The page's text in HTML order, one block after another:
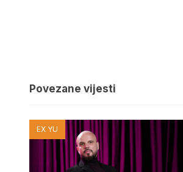
Povezane vijesti
EX YU